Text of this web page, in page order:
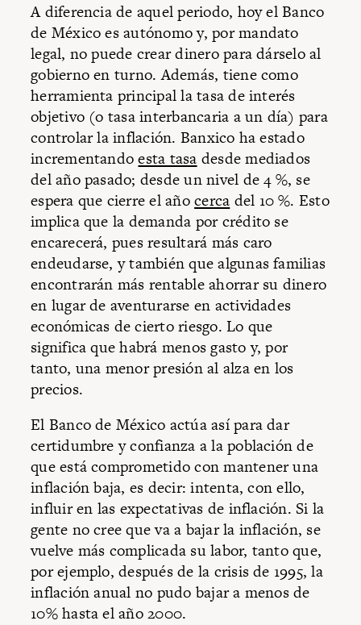
A diferencia de aquel periodo, hoy el Banco
de México es autónomo y, por mandato
legal, no puede crear dinero para dárselo al
gobierno en turno. Además, tiene como
herramienta principal la tasa de interés
objetivo (o tasa interbancaria a un día) para
controlar la inflación. Banxico ha estado
incrementandoesta tasa desde mediados
del año pasado; desde un nivel de 4 %, se
espera que cierre el añocerca del 10 %. Esto
implica que la demanda por crédito se
encarecerá, pues resultará más caro
endeudarse, y también que algunas familias
encontrarán más rentable ahorrar su dinero
en lugar de aventurarse en actividades
económicas de cierto riesgo. Lo que
significa que habrá menos gasto y, por
tanto, una menor presión al alza en los
precios.
El Banco de México actúa así para dar
certidumbre y confianza a la población de
que está comprometido con mantener una
inflación baja, es decir: intenta, con ello,
influir en las expectativas de inflación. Si la
gente no cree que va a bajar la inflación, se
vuelve más complicada su labor, tanto que,
por ejemplo, después de la crisis de 1995, la
inflación anual no pudo bajar a menos de
10% hasta el año 2000.